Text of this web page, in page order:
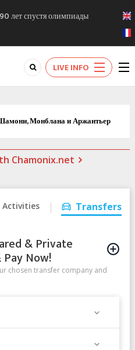
лет спустя олимпиады
11 января 2013
- Русское Шамони. Мы
LIVE INFO
Монблана и Аржантьер
Chamonix.net
Activities Transfers
& Private
Now!
chosen transfer company and